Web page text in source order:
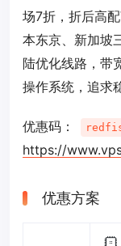
场7折，折后高
本东京、新加坡
陆优化线路，
操作系统，追求
优惠码：
https://
优惠方案